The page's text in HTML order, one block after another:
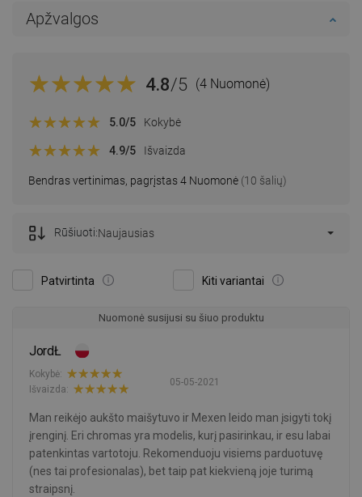
Apžvalgos
4.8/5 (4 Nuomonė)
Bendras vertinimas, pagrįstas 4 Nuomonė (10 šalių)
5.0/5 Kokybė
4.9/5 Išvaizda
Patvirtinta Kiti variantai
Rūšiuoti:Naujausias
Nuomonė susijusi su šiuo produktu
JordŁ
05-05-2021
Kokybė:
Išvaizda:
Man reikėjo aukšto maišytuvo ir Mexen leido man įsigyti tokį
įrenginį. Eri chromas yra modelis, kurį pasirinkau, ir esu labai
patenkintas vartotoju. Rekomenduoju visiems parduotuvę
(nes tai profesionalas), bet taip pat kiekvieną joje turimą
straipsnį.